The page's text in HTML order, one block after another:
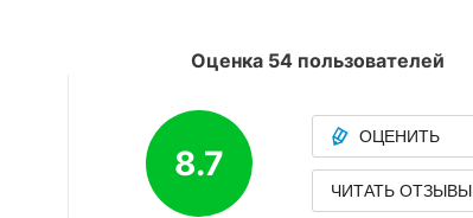
Оценка 54 пользователей
8.7
ОЦЕНИТЬ
ЧИТАТЬ ОТЗЫВЫ